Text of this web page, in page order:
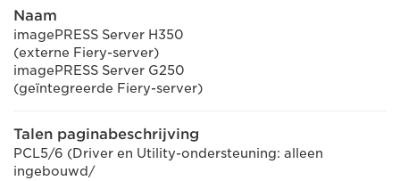
Naam
imagePRESS Server H350
(externe Fiery-server)
imagePRESS Server G250
(geïntegreerde Fiery-server)
Talen paginabeschrijving
PCL5/6 (Driver en Utility-ondersteuning: alleen
ingebouwd/